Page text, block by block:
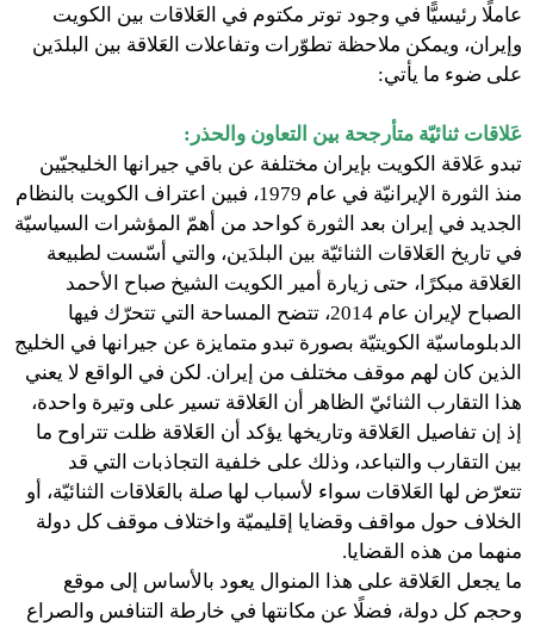
عاملًا رئيسيًّا في وجود توتر مكتوم في العَلاقات بين الكويت
وإيران، ويمكن ملاحظة تطوّرات وتفاعلات العَلاقة بين البلدَين
على ضوء ما يأتي:
عَلاقات ثنائيّة متأرجحة بين التعاون والحذر:
تبدو عَلاقة الكويت بإيران مختلفة عن باقي جيرانها الخليجيّين
منذ الثورة الإيرانيّة في عام 1979، فبين اعتراف الكويت بالنظام
الجديد في إيران بعد الثورة كواحد من أهمّ المؤشرات السياسيّة
في تاريخ العَلاقات الثنائيّة بين البلدَين، والتي أسّست لطبيعة
العَلاقة مبكرًا، حتى زيارة أمير الكويت الشيخ صباح الأحمد
الصباح لإيران عام 2014، تتضح المساحة التي تتحرّك فيها
الدبلوماسيّة الكويتيّة بصورة تبدو متمايزة عن جيرانها في الخليج
الذين كان لهم موقف مختلف من إيران. لكن في الواقع لا يعني
هذا التقارب الثنائيّ الظاهر أن العَلاقة تسير على وتيرة واحدة،
إذ إن تفاصيل العَلاقة وتاريخها يؤكد أن العَلاقة ظلت تتراوح ما
بين التقارب والتباعد، وذلك على خلفية التجاذبات التي قد
تتعرّض لها العَلاقات سواء لأسباب لها صلة بالعَلاقات الثنائيّة، أو
الخلاف حول مواقف وقضايا إقليميّة واختلاف موقف كل دولة
منهما من هذه القضايا.
ما يجعل العَلاقة على هذا المنوال يعود بالأساس إلى موقع
وحجم كل دولة، فضلًا عن مكانتها في خارطة التنافس والصراع